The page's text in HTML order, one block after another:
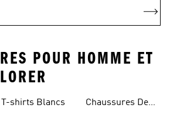
POUR HOMME ET
T-shirts Blancs
Chaussures De